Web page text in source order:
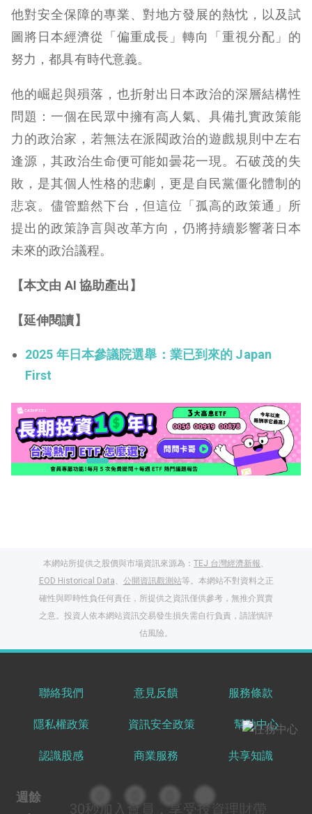
他對安全保障的專業、對地方發展的熱忱，以及試
圖將日本經濟從「偏重成長」轉向「重視分配」的
努力，都具有時代意義。
他的崛起與殞落，也折射出日本政治的深層結構性
問題：一個在民眾中擁有高人氣、具備扎實政策能
力的政治家，若無法在派閥政治的遊戲規則中左右
逢源，其政治生命便可能如曇花一現。石破茂的失
敗，是其個人性格的悲劇，更是自民黨僵化體制的
悲哀。儘管黯然下台，但這位「孤高的政策通」所
提出的政策諍言與改革方向，仍將持續影響著日本
未來的政治議程。
【本文由 AI 協助產出】
【延伸閱讀】
2025 年日本參議院選舉：業已到來的 Japan
First
週餘
30秒加入會員，享受投資理財帶
本網站所提供之股價與市場資訊來源為： TEJ 台灣經濟新報、
EOD Historical Data、 公開資訊觀測站等。本網站不對資料之正
確性與即時性負任何責任，所提供之資訊僅供參考，無推介買賣
之意。投資人依本網站資訊交易發生損失需自行負責，請謹慎評
估風險。
聯絡我們 意見反饋 服務條款
隱私權政策 資訊安全政策 幫助中心
認識股感 商業服務 共享知識
出國就缺這咖？股